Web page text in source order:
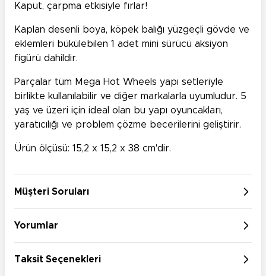
Kaput, çarpma etkisiyle fırlar!
Kaplan desenli boya, köpek balığı yüzgeçli gövde ve
eklemleri bükülebilen 1 adet mini sürücü aksiyon
figürü dahildir.
Parçalar tüm Mega Hot Wheels yapı setleriyle
birlikte kullanılabilir ve diğer markalarla uyumludur. 5
yaş ve üzeri için ideal olan bu yapı oyuncakları,
yaratıcılığı ve problem çözme becerilerini geliştirir.
Ürün ölçüsü: 15,2 x 15,2 x 38 cm'dir.
Müşteri Soruları
Yorumlar
Taksit Seçenekleri